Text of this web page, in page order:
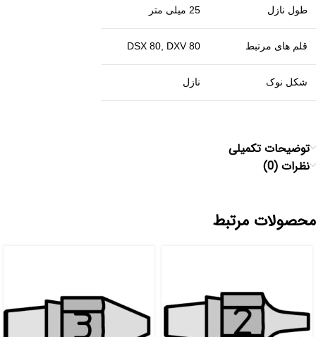
طول نازل 25 میلی متر
قلم های مرتبط DSX 80, DXV 80
شکل نوک نازل
توضیحات تکمیلی
نظرات (0)
محصولات مرتبط